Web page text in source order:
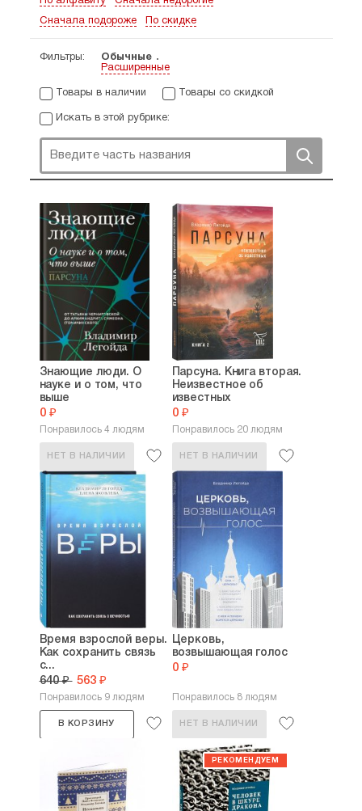
Родился 8 августа 1973 г. в городе Кустанай
(Казахстан).
В 1990 г. — окончил Кустанайскую среднюю
школу № 10 с золотой медалью.
В 1996 г. — окончил с отличием Московский
государственный институт международных
отношений (У) МИД России, факультет
международной информации.
диссертацию на соискание ученой степени
кандидата политических наук (Тема научной
процессах в США: традиции и современность
(феномен „гражданской религии“)»).
В 2005 г. — ВАК присвоено ученое звание
доцента.
Сначала подороже По скидке
Фильтры:
Обычные
Расширенные
Товары в наличии Товары со скидкой
Искать в этой рубрике:
Знающие люди. О
науке и о том, что
выше
0 ₽
Понравилось 4 людям
НЕТ В НАЛИЧИИ
Парсуна. Книга вторая.
Неизвестное об
известных
0 ₽
Понравилось 20 людям
НЕТ В НАЛИЧИИ
Время взрослой веры.
Как сохранить связь
с...
640 ₽ 563 ₽
Понравилось 9 людям
В КОРЗИНУ
Церковь,
возвышающая голос
0 ₽
Понравилось 8 людям
НЕТ В НАЛИЧИИ